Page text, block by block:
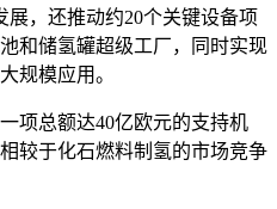
展，还推动约20个关键设备项
和储氢罐超级工厂，同时实现
规模应用。
项总额达40亿欧元的支持机
较于化石燃料制氢的市场竞争